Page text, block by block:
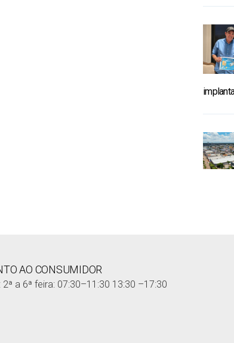
AO CONSUMIDOR
a 6ª feira: 07:30–11:30 13:30 –17:30